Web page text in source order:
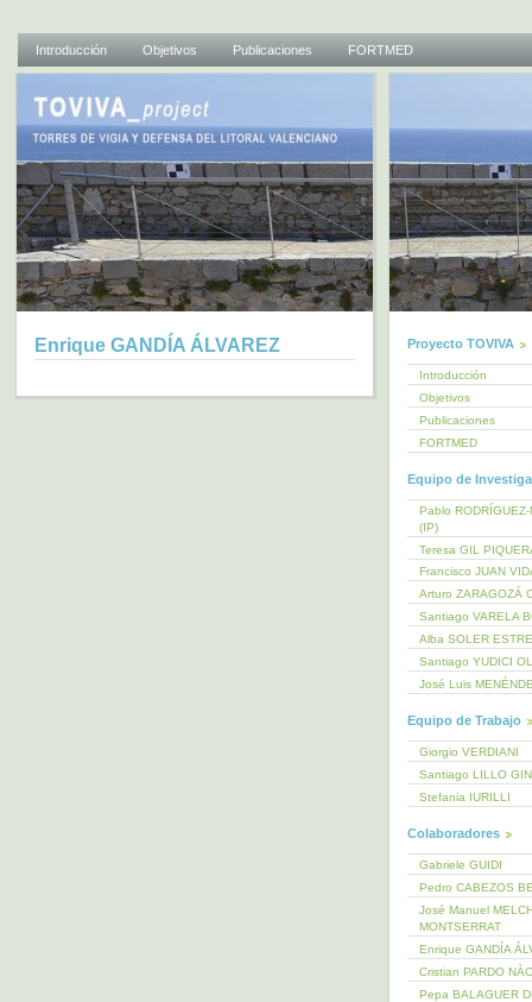
Introducción Objetivos Publicaciones FORTMED
Enrique GANDÍA ÁLVAREZ Proyecto TOVIVA
Introducción
Objetivos
Publicaciones
FORTMED
Equipo de
Pablo RODRÍGUEZ-
(IP)
Teresa GIL
Francisco JUAN
Arturo ZARAGOZÁ
Santiago VARELA
Alba SOLER
Santiago YUDICI
José Luis
Equipo de Trabajo
Giorgio VERDIANI
Santiago LILLO
Stefania IURILLI
Colaboradores
Gabriele GUIDI
Pedro CABEZOS
José Manuel
MONTSERRAT
Enrique GANDÍA
Cristian PARDO
Pepa BALAGUER